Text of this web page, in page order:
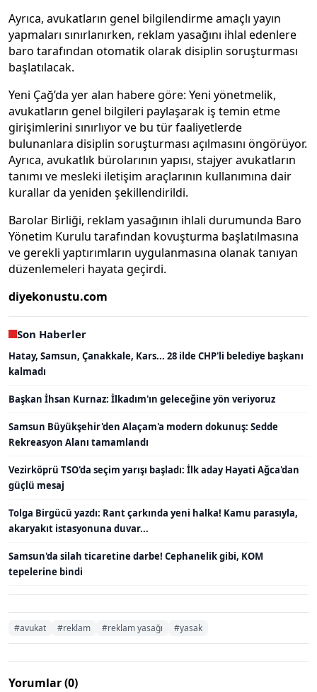
Ayrıca, avukatların genel bilgilendirme amaçlı yayın
yapmaları sınırlanırken, reklam yasağını ihlal edenlere
baro tarafından otomatik olarak disiplin soruşturması
başlatılacak.
Yeni Çağ’da yer alan habere göre: Yeni yönetmelik,
avukatların genel bilgileri paylaşarak iş temin etme
girişimlerini sınırlıyor ve bu tür faaliyetlerde
bulunanlara disiplin soruşturması açılmasını öngörüyor.
Ayrıca, avukatlık bürolarının yapısı, stajyer avukatların
tanımı ve mesleki iletişim araçlarının kullanımına dair
kurallar da yeniden şekillendirildi.
Barolar Birliği, reklam yasağının ihlali durumunda Baro
Yönetim Kurulu tarafından kovuşturma başlatılmasına
ve gerekli yaptırımların uygulanmasına olanak tanıyan
düzenlemeleri hayata geçirdi.
diyekonustu.com
Son Haberler
Hatay, Samsun, Çanakkale, Kars... 28 ilde CHP'li belediye başkanı
kalmadı
Başkan İhsan Kurnaz: İlkadım'ın geleceğine yön veriyoruz
Samsun Büyükşehir'den Alaçam'a modern dokunuş: Sedde
Rekreasyon Alanı tamamlandı
Vezirköprü TSO'da seçim yarışı başladı: İlk aday Hayati Ağca'dan
güçlü mesaj
Tolga Birgücü yazdı: Rant çarkında yeni halka! Kamu parasıyla,
akaryakıt istasyonuna duvar...
Samsun'da silah ticaretine darbe! Cephanelik gibi, KOM
tepelerine bindi
#avukat #reklam #reklam yasağı #yasak
Yorumlar (0)